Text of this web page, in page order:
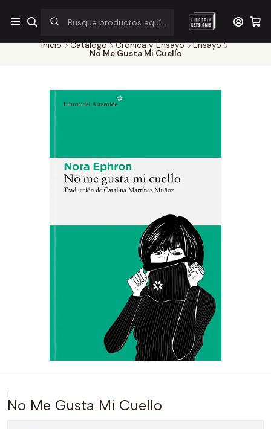
¡Por pocos días! Despacho a $1.000 en RM por compras sobre
$38.000
Inicio Catálogo Crónica y Ensayo
Ensayo
No Me Gusta Mi Cuello
|
No Me Gusta Mi Cuello